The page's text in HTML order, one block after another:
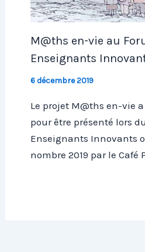
M@ths en-vie au
Enseignants
6 décembre 2019
Le projet M@ths en-vie
pour être présenté lors
Enseignants Innovants
nombre 2019 par le Café